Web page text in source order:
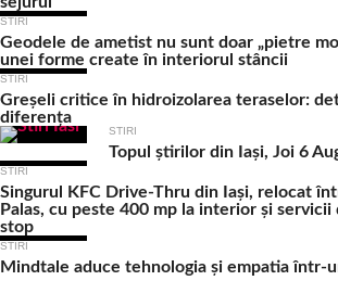
STIRI
Geodele de ametist nu sunt doar „pietre
unei forme create în interiorul stâncii
STIRI
Greșeli critice în hidroizolarea teraselor:
diferența
STIRI
Topul știrilor din Iași, Joi 6
STIRI
Singurul KFC Drive-Thru din Iași, relocat
Palas, cu peste 400 mp la interior și
stop
STIRI
Mindtale aduce tehnologia și empatia într-